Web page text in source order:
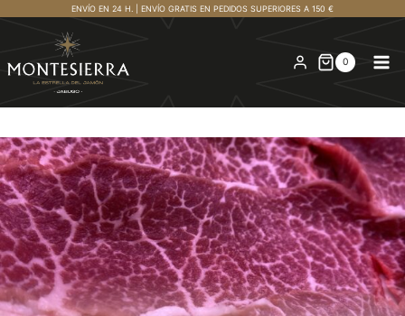
contenido
ENVÍO EN 24 H. | ENVÍO GRATIS EN PEDIDOS SUPERIORES A 150 €
0